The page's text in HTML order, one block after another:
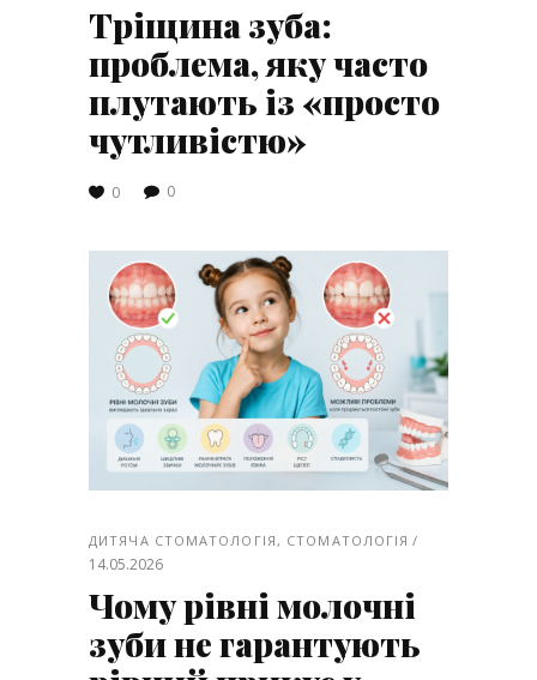
Тріщина зуба:
проблема, яку часто
плутають із «просто
чутливістю»
0 0
ДИТЯЧА СТОМАТОЛОГІЯ , СТОМАТОЛОГІЯ
14.05.2026
Чому рівні молочні
зуби не гарантують